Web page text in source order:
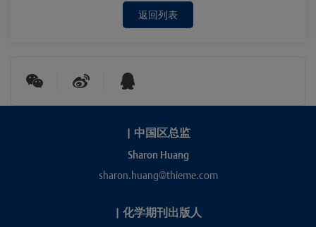
返回列表
| 中国区总监
Sharon Huang
sharon.huang@thieme.com
| 化学期刊出版人